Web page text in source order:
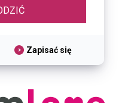
Zapisać się